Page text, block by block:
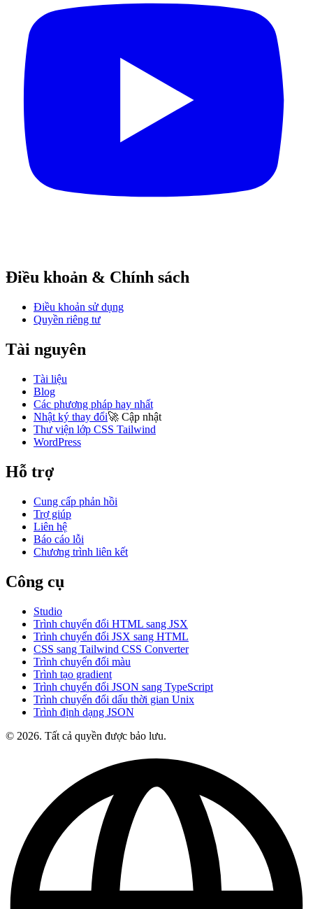
Điều khoản & Chính sách
Điều khoản sử dụng
Quyền riêng tư
Tài nguyên
Tài liệu
Blog
Các phương pháp hay nhất
Nhật ký thay đổi🚀 Cập nhật
Thư viện lớp CSS Tailwind
WordPress
Hỗ trợ
Cung cấp phản hồi
Trợ giúp
Liên hệ
Báo cáo lỗi
Chương trình liên kết
Công cụ
Studio
Trình chuyển đổi HTML sang JSX
Trình chuyển đổi JSX sang HTML
CSS sang Tailwind CSS Converter
Trình chuyển đổi màu
Trình tạo gradient
Trình chuyển đổi JSON sang TypeScript
Trình chuyển đổi dấu thời gian Unix
Trình định dạng JSON
© 2026. Tất cả quyền được bảo lưu.